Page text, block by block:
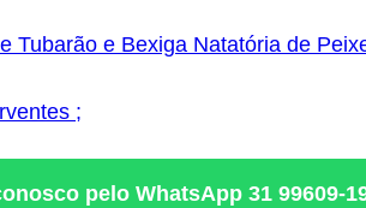
e Bexiga Natatória de
;
pelo WhatsApp 31 99609-